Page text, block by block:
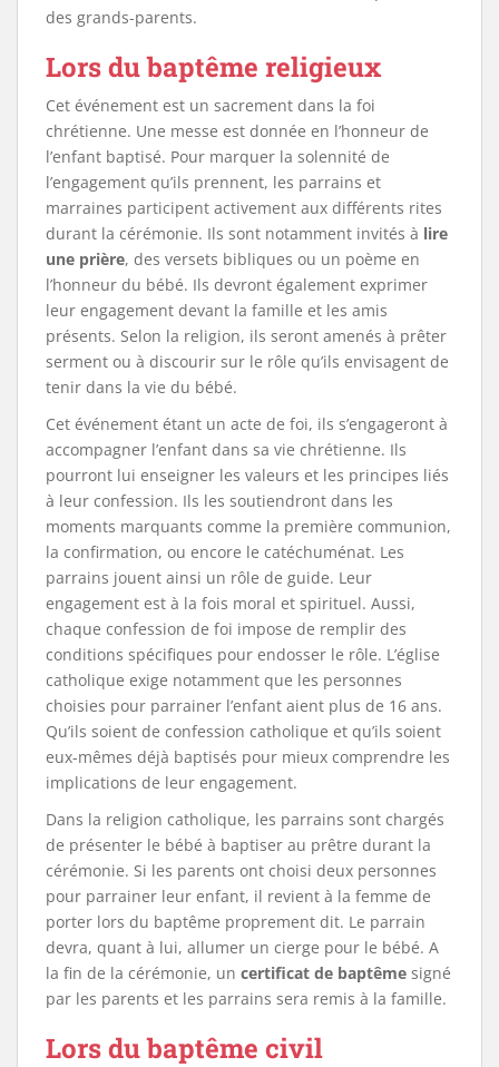
des grands-parents.
Lors du baptême religieux
Cet événement est un sacrement dans la foi
chrétienne. Une messe est donnée en l’honneur de
l’enfant baptisé. Pour marquer la solennité de
l’engagement qu’ils prennent, les parrains et
marraines participent activement aux différents rites
durant la cérémonie. Ils sont notamment invités à lire
une prière, des versets bibliques ou un poème en
l’honneur du bébé. Ils devront également exprimer
leur engagement devant la famille et les amis
présents. Selon la religion, ils seront amenés à prêter
serment ou à discourir sur le rôle qu’ils envisagent de
tenir dans la vie du bébé.
Cet événement étant un acte de foi, ils s’engageront à
accompagner l’enfant dans sa vie chrétienne. Ils
pourront lui enseigner les valeurs et les principes liés
à leur confession. Ils les soutiendront dans les
moments marquants comme la première communion,
la confirmation, ou encore le catéchuménat. Les
parrains jouent ainsi un rôle de guide. Leur
engagement est à la fois moral et spirituel. Aussi,
chaque confession de foi impose de remplir des
conditions spécifiques pour endosser le rôle. L’église
catholique exige notamment que les personnes
choisies pour parrainer l’enfant aient plus de 16 ans.
Qu’ils soient de confession catholique et qu’ils soient
eux-mêmes déjà baptisés pour mieux comprendre les
implications de leur engagement.
Dans la religion catholique, les parrains sont chargés
de présenter le bébé à baptiser au prêtre durant la
cérémonie. Si les parents ont choisi deux personnes
pour parrainer leur enfant, il revient à la femme de
porter lors du baptême proprement dit. Le parrain
devra, quant à lui, allumer un cierge pour le bébé. A
la fin de la cérémonie, un certificat de baptême signé
par les parents et les parrains sera remis à la famille.
Lors du baptême civil